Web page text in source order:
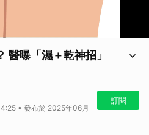
醫曝「濕＋乾神招」
• 發布於 2025年06月
訂閱